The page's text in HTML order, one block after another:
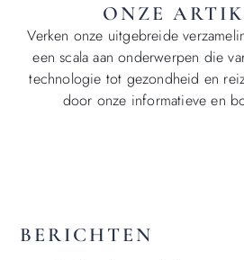
ONZE
Verken onze uitgebreide
een scala aan onderwerpen die
technologie tot gezondheid en
door onze informatieve en
BERICHTEN